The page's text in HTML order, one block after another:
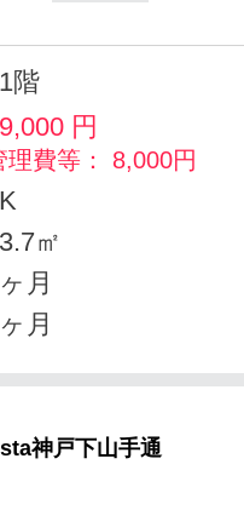
階
円
理費等： 8,000円
㎡
月
月
神戸下山手通